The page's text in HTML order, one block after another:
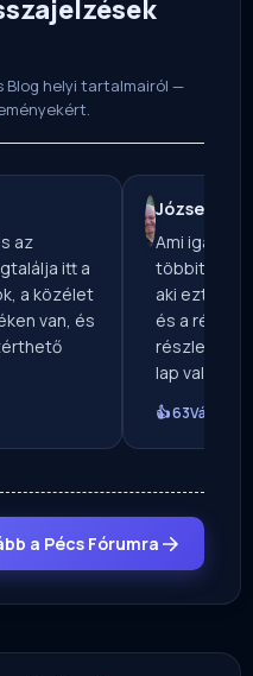
Blog helyi tartalmairól —
az
itt a
a közélet
van, és
József H.
Ami igazán
többitől: a
aki ezt
és a régiót.
lap valóban
👍 63Válasz
a Pécs Fórumra